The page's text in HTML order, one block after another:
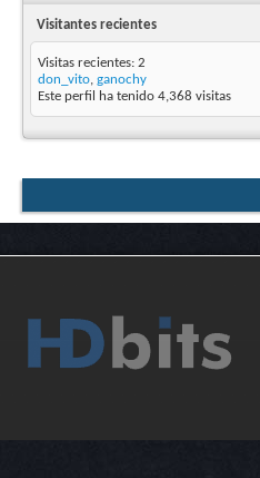
Visitantes recientes
Visitas recientes: 2
don_vito, ganochy
Este perfil ha tenido 4,368 visitas